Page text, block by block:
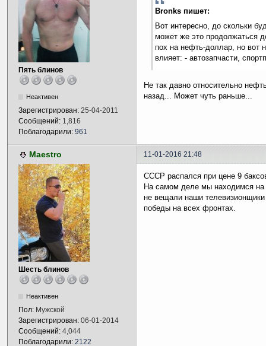
Пять блинов
Неактивен
Зарегистрирован: 25-04-2011
Сообщений: 1,816
Поблагодарили: 961
Bronks пишет:
Вот интересно, до скольки
может же это продолжаться
пох на нефть-доллар, но вот
влияет: - автозапчасти,
Не так давно относительно
назад... Может чуть раньше...
Maestro 11-01-2016 21:48
Шесть блинов
Неактивен
Пол: Мужской
Зарегистрирован: 06-01-2014
Сообщений: 4,044
Поблагодарили: 2122
СССР распался при цене 9
На самом деле мы находимся на
не вещали наши
победы на всех фронтах.